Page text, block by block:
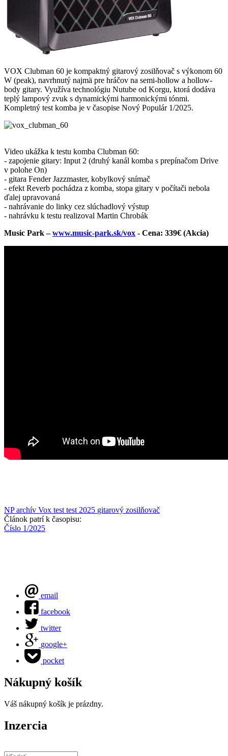
VOX Clubman 60 je kompaktný gitarový zosilňovač s výkonom 60
W (peak), navrhnutý najmä pre hráčov na semi-hollow a hollow-
body gitary. Využíva technológiu Nutube od Korgu, ktorá dodáva
teplý lampový zvuk s dynamickými harmonickými tónmi.
Kompletný test komba je v časopise Nový Populár 1/2025.
Video ukážka k testu komba Clubman 60:
- zapojenie gitary: Input 2 (druhý kanál komba s prepínačom Drive
v polohe On)
- gitara Fender Jazzmaster, kobylkový snímač
- efekt Reverb pochádza z komba, stopa gitary v počítači nebola
ďalej upravovaná
- nahrávanie do linky cez slúchadlový výstup
- nahrávku k testu realizoval Martin Chrobák
Music Park –www.music-park.sk/vox - Cena: 339€ (Akcia)
NP archív Vox test test 2025 gitarový zosilňovač
Článok patrí k časopisu:
Číslo 1/2025
email
facebook
twitter
google+
pocket
Nákupný košík
Váš nákupný košík je prázdny.
Inzercia